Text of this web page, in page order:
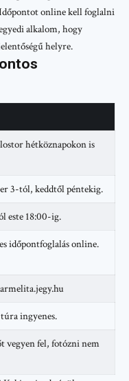
Időpontot online kell foglalni
alkalom, hogy
helyre.
hétköznapokon is
3-tól, keddtől péntekig.
este 18:00-ig.
időpontfoglalás online.
ingyenes.
vegyen fel, fotózni nem